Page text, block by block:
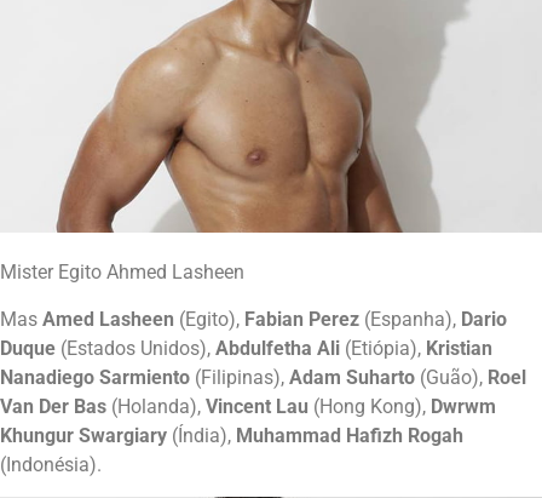
Mister Egito Ahmed Lasheen
Mas Amed Lasheen (Egito), Fabian Perez (Espanha), Dario
Duque (Estados Unidos), Abdulfetha Ali (Etiópia), Kristian
Nanadiego Sarmiento (Filipinas), Adam Suharto (Guão), Roel
Van Der Bas (Holanda), Vincent Lau (Hong Kong), Dwrwm
Khungur Swargiary (Índia), Muhammad Hafizh Rogah
(Indonésia).